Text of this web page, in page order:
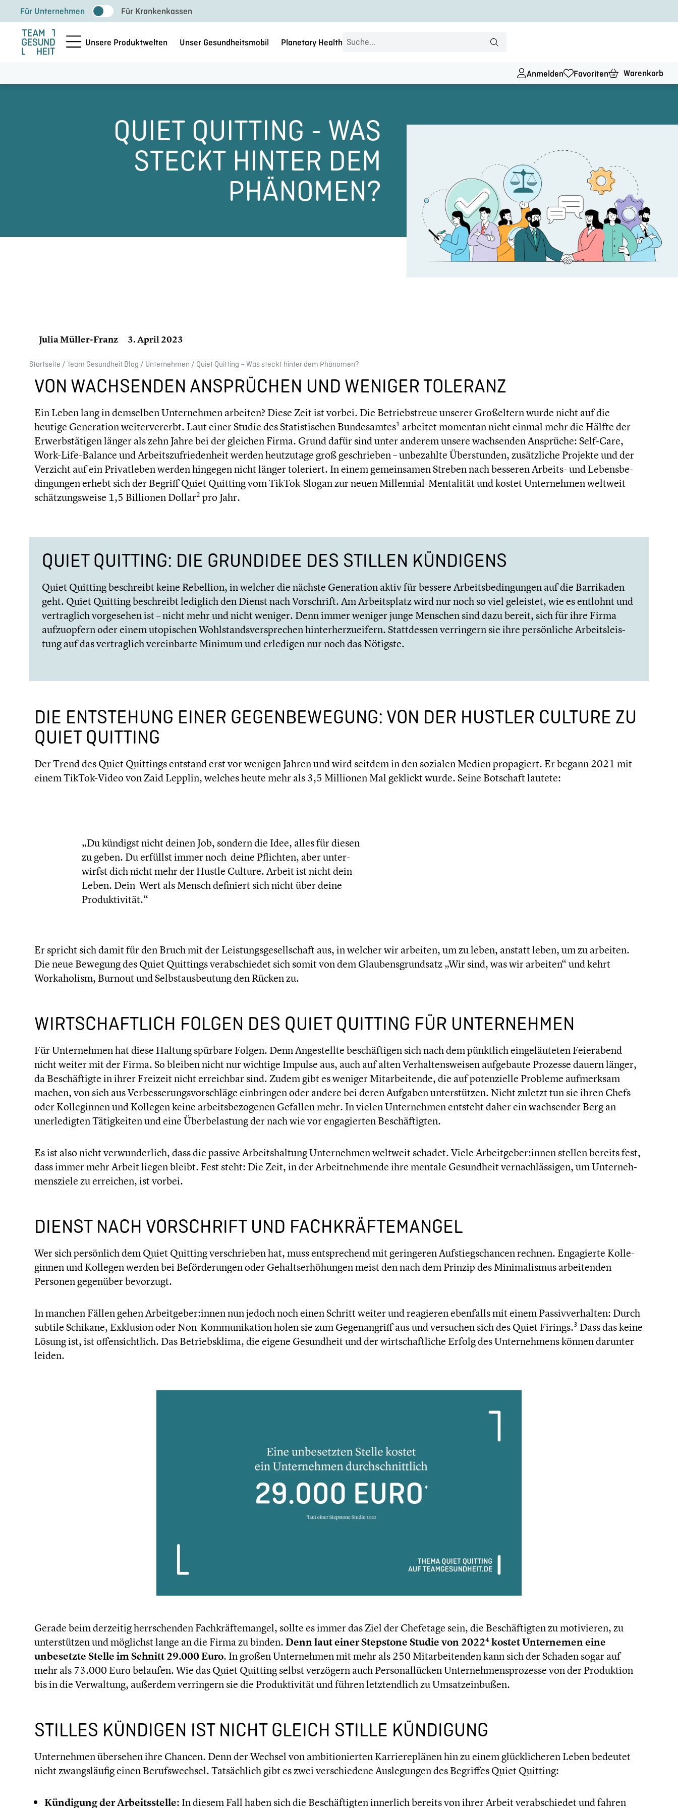
Inhalt
springen
Für Unternehmen Für Krankenkassen
Unsere Produktwelten Unser Gesundheitsmobil Planetary Health Search
Anmelden Favoriten Warenkorb
QUIET QUITTING - WAS
STECKT HINTER DEM
PHÄNOMEN?
Julia Müller-Franz 3. April 2023
Start­seite / Team Gesund­heit Blog / Unter­neh­men / Quiet Quitting – Was steckt hinter dem Phänomen?
VON WACHSEN­DEN ANSPRÜ­CHEN UND WENIGER TOLERANZ
Ein Leben lang in demselben Unter­neh­men arbeiten? Diese Zeit ist vorbei. Die Betriebs­treue unserer Großel­tern wurde nicht auf die
heutige Genera­tion weiter­ver­erbt. Laut einer Studie des Statis­ti­schen Bundes­am­tes1 arbeitet momentan nicht einmal mehr die Hälfte der
Erwerbs­tä­ti­gen länger als zehn Jahre bei der gleichen Firma. Grund dafür sind unter anderem unsere wachsen­den Ansprüche: Self-Care,
Work-Life-Balance und Arbeits­zu­frie­den­heit werden heutzu­tage groß geschrie­ben – unbezahlte Überstun­den, zusätz­li­che Projekte und der
Verzicht auf ein Privat­le­ben werden hingegen nicht länger toleriert. In einem gemein­sa­men Streben nach besseren Arbeits- und Lebens­be­
din­gun­gen erhebt sich der Begriff Quiet Quitting vom TikTok-Slogan zur neuen Millennial-Mentalität und kostet Unter­neh­men weltweit
schät­zungs­weise 1,5 Billionen Dollar2 pro Jahr.
QUIET QUITTING: DIE GRUNDIDEE DES STILLEN KÜNDIGENS
Quiet Quitting beschreibt keine Rebellion, in welcher die nächste Genera­tion aktiv für bessere Arbeits­be­din­gun­gen auf die Barri­ka­den
geht. Quiet Quitting beschreibt lediglich den Dienst nach Vorschrift. Am Arbeits­platz wird nur noch so viel geleistet, wie es entlohnt und
vertrag­lich vorge­se­hen ist – nicht mehr und nicht weniger. Denn immer weniger junge Menschen sind dazu bereit, sich für ihre Firma
aufzu­op­fern oder einem utopi­schen Wohlstands­ver­spre­chen hinter­her­zu­ei­fern. Statt­des­sen verrin­gern sie ihre persön­li­che Arbeits­leis­
tung auf das vertrag­lich verein­barte Minimum und erledigen nur noch das Nötigste.
DIE ENTSTE­HUNG EINER GEGEN­BE­WE­GUNG: VON DER HUSTLER CULTURE ZU
QUIET QUITTING
Der Trend des Quiet Quittings entstand erst vor wenigen Jahren und wird seitdem in den sozialen Medien propa­giert. Er begann 2021 mit
einem TikTok-Video von Zaid Lepplin, welches heute mehr als 3,5 Millionen Mal geklickt wurde. Seine Botschaft lautete:
„Du kündigst nicht deinen Job, sondern die Idee, alles für diesen
zu geben. Du erfüllst immer noch deine Pflichten, aber unter­
wirfst dich nicht mehr der Hustle Culture. Arbeit ist nicht dein
Leben. Dein Wert als Mensch definiert sich nicht über deine
Produk­ti­vi­tät.“
Er spricht sich damit für den Bruch mit der Leistungs­ge­sell­schaft aus, in welcher wir arbeiten, um zu leben, anstatt leben, um zu arbeiten.
Die neue Bewegung des Quiet Quittings verab­schie­det sich somit von dem Glaubens­grund­satz „Wir sind, was wir arbeiten“ und kehrt
Workaho­lism, Burnout und Selbst­aus­beu­tung den Rücken zu.
WIRTSCHAFT­LICH FOLGEN DES QUIET QUITTING FÜR UNTER­NEH­MEN
Für Unter­neh­men hat diese Haltung spürbare Folgen. Denn Angestellte beschäf­ti­gen sich nach dem pünktlich einge­läu­te­ten Feier­abend
nicht weiter mit der Firma. So bleiben nicht nur wichtige Impulse aus, auch auf alten Verhal­tens­wei­sen aufge­baute Prozesse dauern länger,
da Beschäf­tigte in ihrer Freizeit nicht erreich­bar sind. Zudem gibt es weniger Mitar­bei­tende, die auf poten­zi­elle Probleme aufmerk­sam
machen, von sich aus Verbes­se­rungs­vor­schläge einbrin­gen oder andere bei deren Aufgaben unter­stüt­zen. Nicht zuletzt tun sie ihren Chefs
oder Kolle­gin­nen und Kollegen keine arbeits­be­zo­ge­nen Gefallen mehr. In vielen Unter­neh­men entsteht daher ein wachsen­der Berg an
unerle­dig­ten Tätig­kei­ten und eine Überbe­las­tung der nach wie vor engagier­ten Beschäf­tig­ten.
Es ist also nicht verwun­der­lich, dass die passive Arbeits­hal­tung Unter­neh­men weltweit schadet. Viele Arbeitgeber:innen stellen bereits fest,
dass immer mehr Arbeit liegen bleibt. Fest steht: Die Zeit, in der Arbeit­neh­mende ihre mentale Gesund­heit vernach­läs­si­gen, um Unter­neh­
mens­ziele zu erreichen, ist vorbei.
DIENST NACH VORSCHRIFT UND FACHKRÄF­TE­MAN­GEL
Wer sich persön­lich dem Quiet Quitting verschrie­ben hat, muss entspre­chend mit gerin­ge­ren Aufstiegs­chan­cen rechnen. Engagierte Kolle­
gin­nen und Kollegen werden bei Beför­de­run­gen oder Gehalts­er­hö­hun­gen meist den nach dem Prinzip des Minima­lis­mus arbei­ten­den
Personen gegenüber bevorzugt.
In manchen Fällen gehen Arbeitgeber:innen nun jedoch noch einen Schritt weiter und reagieren ebenfalls mit einem Passiv­ver­hal­ten: Durch
subtile Schikane, Exklusion oder Non-Kommunikation holen sie zum Gegen­an­griff aus und versuchen sich des Quiet Firings.3 Dass das keine
Lösung ist, ist offen­sicht­lich. Das Betriebs­klima, die eigene Gesund­heit und der wirtschaft­li­che Erfolg des Unter­neh­mens können darunter
leiden.
Gerade beim derzeitig herrschen­den Fachkräf­te­man­gel, sollte es immer das Ziel der Chefetage sein, die Beschäf­tig­ten zu motivie­ren, zu
unter­stüt­zen und möglichst lange an die Firma zu binden.Denn laut einer Stepstone Studie von 20224 kostet Unter­ne­men eine
unbesetzte Stelle im Schnitt 29.000 Euro. In großen Unter­neh­men mit mehr als 250 Mitar­bei­ten­den kann sich der Schaden sogar auf
mehr als 73.000 Euro belaufen. Wie das Quiet Quitting selbst verzögern auch Perso­nal­lü­cken Unter­neh­mens­pro­zesse von der Produk­tion
bis in die Verwal­tung, außerdem verrin­gern sie die Produk­ti­vi­tät und führen letzt­end­lich zu Umsatz­ein­bu­ßen.
STILLES KÜNDIGEN IST NICHT GLEICH STILLE KÜNDIGUNG
Unter­neh­men übersehen ihre Chancen. Denn der Wechsel von ambitio­nier­ten Karrie­re­plä­nen hin zu einem glück­li­che­ren Leben bedeutet
nicht zwangs­läu­fig einen Berufs­wech­sel. Tatsäch­lich gibt es zwei verschie­dene Ausle­gun­gen des Begriffes Quiet Quitting:
Kündigung der Arbeits­stelle: In diesem Fall haben sich die Beschäf­tig­ten innerlich bereits von ihrer Arbeit verab­schie­det und fahren